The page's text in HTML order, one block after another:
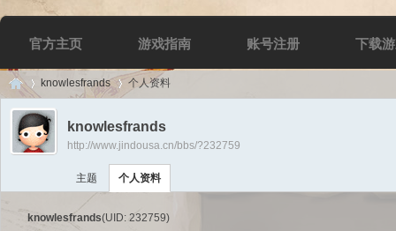
官方主页 游戏指南 账号注册 下载
Di ›
knowlesfrands 个人资料
knowlesfrands
http://www.jindousa.cn/bbs/?232759
主题 个人资料
knowlesfrands(UID: 232759)